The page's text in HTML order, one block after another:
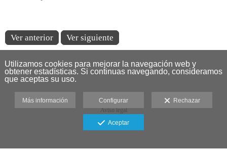
Ver anterior Ver siguiente
Aviso legal
Utilizamos cookies para mejorar la navegación web y
obtener estadísticas. Si continuas navegando, consideramos
que aceptas su uso.
Más información Configurar Rechazar
Aceptar